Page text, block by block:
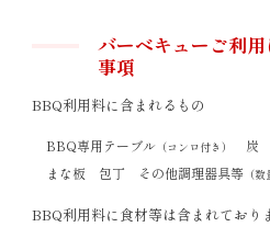
バーベキューご利
事項
BBQ利用料に含まれるもの
BBQ専用テーブル （コンロ付き） 炭
まな板
包丁 その他調理器具等 （
BBQ利用料に食材等は含まれており